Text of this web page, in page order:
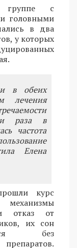
группе с
головными
в два
у которых
в обеих
лечения
раза в
частота
Елена
курс
отказ от
их сон
без